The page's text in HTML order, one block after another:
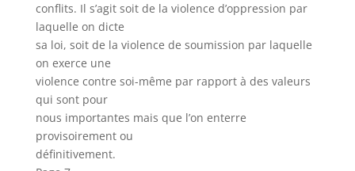
conflits. Il s’agit soit de la violence d’oppression par
laquelle on dicte
sa loi, soit de la violence de soumission par laquelle
on exerce une
violence contre soi-même par rapport à des valeurs
qui sont pour
nous importantes mais que l’on enterre
provisoirement ou
définitivement.